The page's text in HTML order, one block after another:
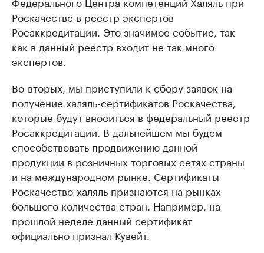
Роскачестве в реестр экспертов
Росаккредитации. Это значимое событие, так
как в данный реестр входит не так много
экспертов.
Во-вторых, мы приступили к сбору заявок на
получение халяль-сертификатов Роскачества,
которые будут вноситься в федеральный реестр
Росаккредитации. В дальнейшем мы будем
способствовать продвижению данной
продукции в розничных торговых сетях страны
и на международном рынке. Сертификаты
Роскачество-халяль признаются на рынках
большого количества стран. Например, на
прошлой неделе данный сертификат
официально признал Кувейт.